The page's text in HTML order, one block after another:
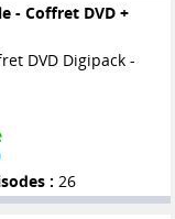
- Coffret DVD +
DVD Digipack -
: 26